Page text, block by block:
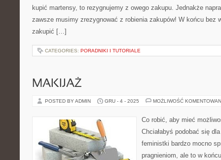
kupić martensy, to rezygnujemy z owego zakupu. Jednakże
zawsze musimy zrezygnować z robienia zakupów! W końcu bez
zakupić […]
CATEGORIES: PORADNIKI I TUTORIALE
MAKIJAŻ
POSTED BY ADMIN GRU - 4 - 2025 MOŻLIWOŚĆ
Co robić, aby mieć
Chciałabyś podobać się
feministki bardzo mocno
pragnieniom, ale to w